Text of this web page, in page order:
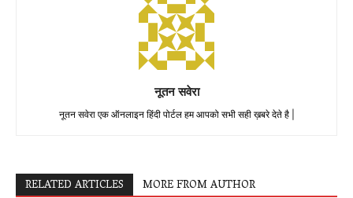
नूतन सवेरा
नूतन सवेरा एक ऑनलाइन हिंदी पोर्टल हम आपको सभी सही ख़बरे देते है |
RELATED ARTICLES MORE FROM AUTHOR